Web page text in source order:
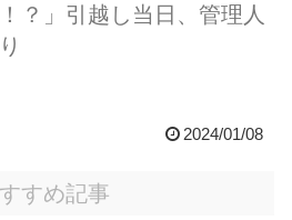
？」引越し当日、管理人
2024/01/08
すめ記事